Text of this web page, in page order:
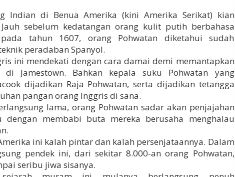
Indian di Benua Amerika (kini Amerika Serikat) kian
sebelum kedatangan orang kulit putih berbahasa
tahun 1607, orang Pohwatan diketahui sudah
peradaban Spanyol.
ini mendekati dengan cara damai demi memantapkan
di Jamestown. Bahkan kepala suku Pohwatan yang
dijadikan Raja Pohwatan, serta dijadikan tetangga
pangan orang Inggris di sana.
lama, orang Pohwatan sadar akan penjajahan
membabi buta mereka berusaha menghalau
ini kalah pintar dan kalah persenjataannya. Dalam
pendek ini, dari sekitar 8.000-an orang Pohwatan,
seribu jiwa sisanya.